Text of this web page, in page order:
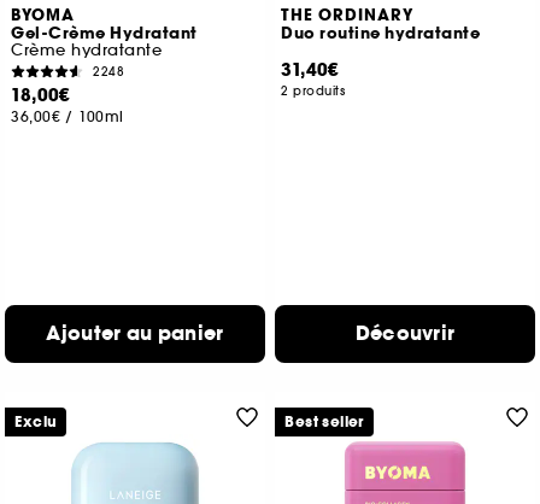
BYOMA
Gel-Crème Hydratant
Crème hydratante
2248
18,00€
36,00€ / 100ml
Ajouter au panier
THE ORDINARY
Duo routine hydratante
31,40€
2 produits
Découvrir
Exclu Best seller